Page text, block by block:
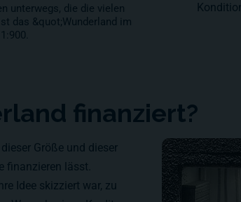
unterwegs, die die vielen
das &quot;Wunderland im
finanziert?
Größe und dieser
finanzieren lässt.
Idee skizziert war, zu